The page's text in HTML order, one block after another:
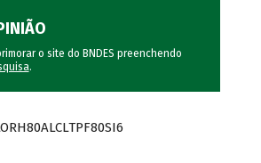
o site do BNDES preenchendo
.